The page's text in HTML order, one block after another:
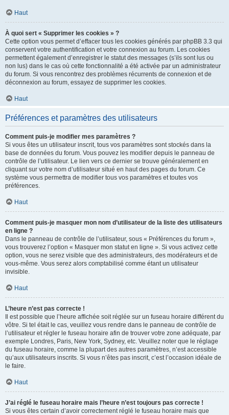
Haut
À quoi sert « Supprimer les cookies » ?
Cette option vous permet d’effacer tous les cookies générés par phpBB 3.3 qui
conservent votre authentification et votre connexion au forum. Les cookies
permettent également d’enregistrer le statut des messages (s’ils sont lus ou
non lus) dans le cas où cette fonctionnalité a été activée par un administrateur
du forum. Si vous rencontrez des problèmes récurrents de connexion et de
déconnexion au forum, essayez de supprimer les cookies.
Haut
Préférences et paramètres des utilisateurs
Comment puis-je modifier mes paramètres ?
Si vous êtes un utilisateur inscrit, tous vos paramètres sont stockés dans la
base de données du forum. Vous pouvez les modifier depuis le panneau de
contrôle de l’utilisateur. Le lien vers ce dernier se trouve généralement en
cliquant sur votre nom d’utilisateur situé en haut des pages du forum. Ce
système vous permettra de modifier tous vos paramètres et toutes vos
préférences.
Haut
Comment puis-je masquer mon nom d’utilisateur de la liste des utilisateurs
en ligne ?
Dans le panneau de contrôle de l’utilisateur, sous « Préférences du forum »,
vous trouverez l’option « Masquer mon statut en ligne ». Si vous activez cette
option, vous ne serez visible que des administrateurs, des modérateurs et de
vous-même. Vous serez alors comptabilisé comme étant un utilisateur
invisible.
Haut
L’heure n’est pas correcte !
Il est possible que l’heure affichée soit réglée sur un fuseau horaire différent du
vôtre. Si tel était le cas, veuillez vous rendre dans le panneau de contrôle de
l’utilisateur et régler le fuseau horaire afin de trouver votre zone adéquate, par
exemple Londres, Paris, New York, Sydney, etc. Veuillez noter que le réglage
du fuseau horaire, comme la plupart des autres paramètres, n’est accessible
qu’aux utilisateurs inscrits. Si vous n’êtes pas inscrit, c’est l’occasion idéale de
le faire.
Haut
J’ai réglé le fuseau horaire mais l’heure n’est toujours pas correcte !
Si vous êtes certain d’avoir correctement réglé le fuseau horaire mais que